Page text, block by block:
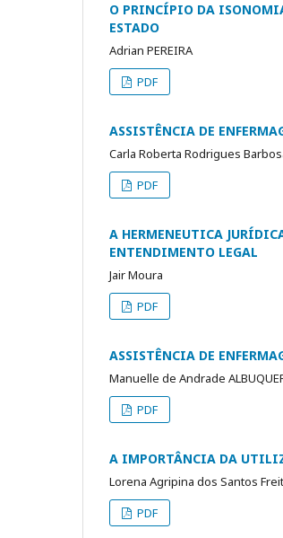
O PRINCÍPIO DA
ESTADO
Adrian PEREIRA
PDF
ASSISTÊNCIA DE
Carla Roberta Rodrigues
PDF
A HERMENEUTICA
ENTENDIMENTO LEGAL
Jair Moura
PDF
ASSISTÊNCIA DE
Manuelle de Andrade
PDF
A IMPORTÂNCIA DA
Lorena Agripina dos Santos
PDF